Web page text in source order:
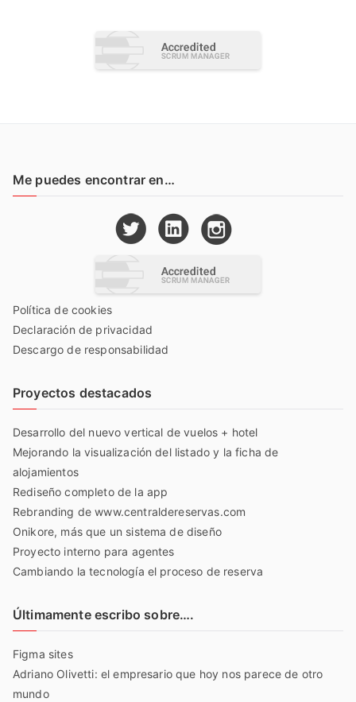
Me puedes encontrar en…
Política de cookies
Declaración de privacidad
Descargo de responsabilidad
Proyectos destacados
Desarrollo del nuevo vertical de vuelos + hotel
Mejorando la visualización del listado y la ficha de
alojamientos
Rediseño completo de la app
Rebranding de www.centraldereservas.com
Onikore, más que un sistema de diseño
Proyecto interno para agentes
Cambiando la tecnología el proceso de reserva
Últimamente escribo sobre….
Figma sites
Adriano Olivetti: el empresario que hoy nos parece de otro
mundo